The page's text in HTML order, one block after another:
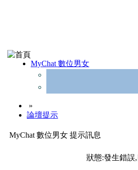
MyChat 數位男女
»
論壇提示
MyChat 數位男女 提示訊息
狀態:發生錯誤